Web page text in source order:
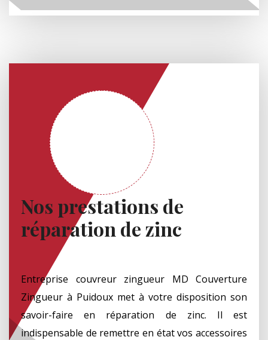
Nos prestations de
réparation de zinc
Entreprise couvreur zingueur MD Couverture
Zingueur à Puidoux met à votre disposition son
savoir-faire en réparation de zinc. Il est
indispensable de remettre en état vos accessoires